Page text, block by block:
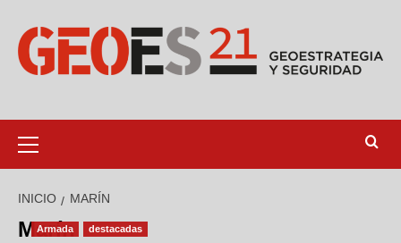
INICIO MARÍN
Marín
Armada destacadas